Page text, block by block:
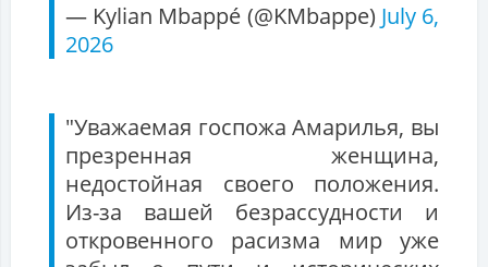
— Kylian Mbappé (@KMbappe) July 6,
2026
"Уважаемая госпожа Амарилья, вы
презренная женщина,
недостойная своего положения.
Из-за вашей безрассудности и
откровенного расизма мир уже